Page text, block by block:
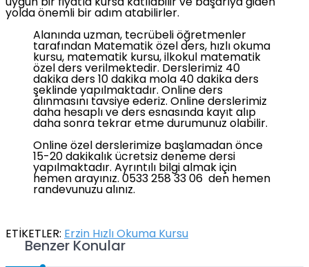
uygun bir fiyatla kursa katılabilir ve başarıya giden
yolda önemli bir adım atabilirler.
Alanında uzman, tecrübeli öğretmenler
tarafından Matematik özel ders, hızlı okuma
kursu, matematik kursu, ilkokul matematik
özel ders verilmektedir. Derslerimiz 40
dakika ders 10 dakika mola 40 dakika ders
şeklinde yapılmaktadır. Online ders
alınmasını tavsiye ederiz. Online derslerimiz
daha hesaplı ve ders esnasında kayıt alıp
daha sonra tekrar etme durumunuz olabilir.
Online özel derslerimize başlamadan önce
15-20 dakikalık ücretsiz deneme dersi
yapılmaktadır. Ayrıntılı bilgi almak için
hemen arayınız. 0533 258 33 06 den hemen
randevunuzu alınız.
ETİKETLER: Erzin Hızlı Okuma Kursu
Benzer Konular